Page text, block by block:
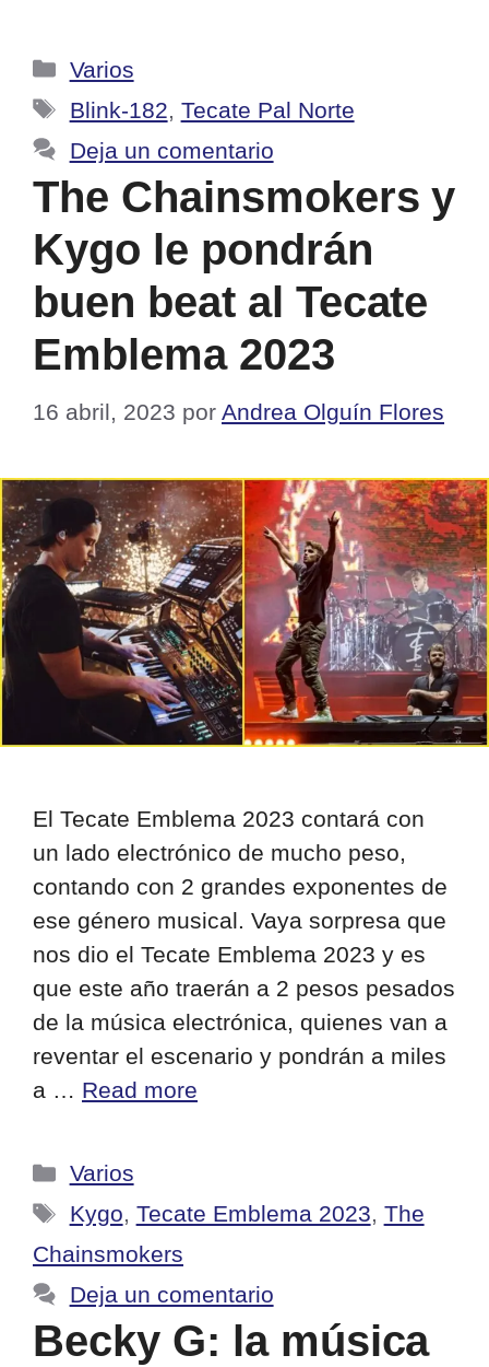
Categorías
Varios
Etiquetas
Blink-182, Tecate Pal Norte
Deja un comentario
The Chainsmokers y
Kygo le pondrán
buen beat al Tecate
Emblema 2023
16 abril, 2023 por Andrea Olguín Flores
El Tecate Emblema 2023 contará con
un lado electrónico de mucho peso,
contando con 2 grandes exponentes de
ese género musical. Vaya sorpresa que
nos dio el Tecate Emblema 2023 y es
que este año traerán a 2 pesos pesados
de la música electrónica, quienes van a
reventar el escenario y pondrán a miles
a … Read more
Categorías
Varios
Etiquetas
Kygo, Tecate Emblema 2023, The
Chainsmokers
Deja un comentario
Becky G: la música